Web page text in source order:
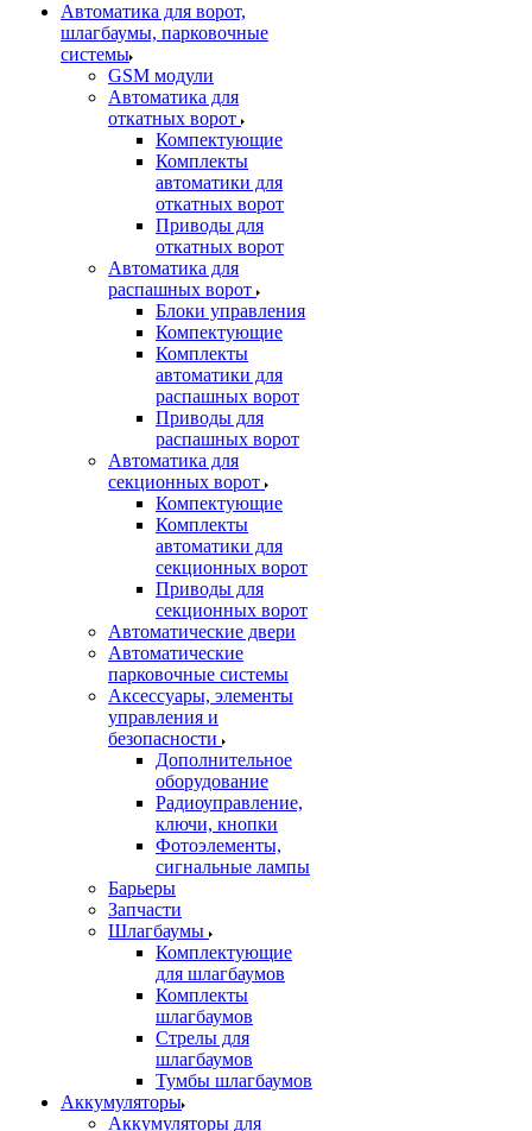
Автоматика для ворот,
шлагбаумы, парковочные
системы
GSM модули
Автоматика для
откатных ворот
Компектующие
Комплекты
автоматики для
откатных ворот
Приводы для
откатных ворот
Автоматика для
распашных ворот
Блоки управления
Компектующие
Комплекты
автоматики для
распашных ворот
Приводы для
распашных ворот
Автоматика для
секционных ворот
Компектующие
Комплекты
автоматики для
секционных ворот
Приводы для
секционных ворот
Автоматические двери
Автоматические
парковочные системы
Аксессуары, элементы
управления и
безопасности
Дополнительное
оборудование
Радиоуправление,
ключи, кнопки
Фотоэлементы,
сигнальные лампы
Барьеры
Запчасти
Шлагбаумы
Комплектующие
для шлагбаумов
Комплекты
шлагбаумов
Стрелы для
шлагбаумов
Тумбы шлагбаумов
Аккумуляторы
Аккумуляторы для